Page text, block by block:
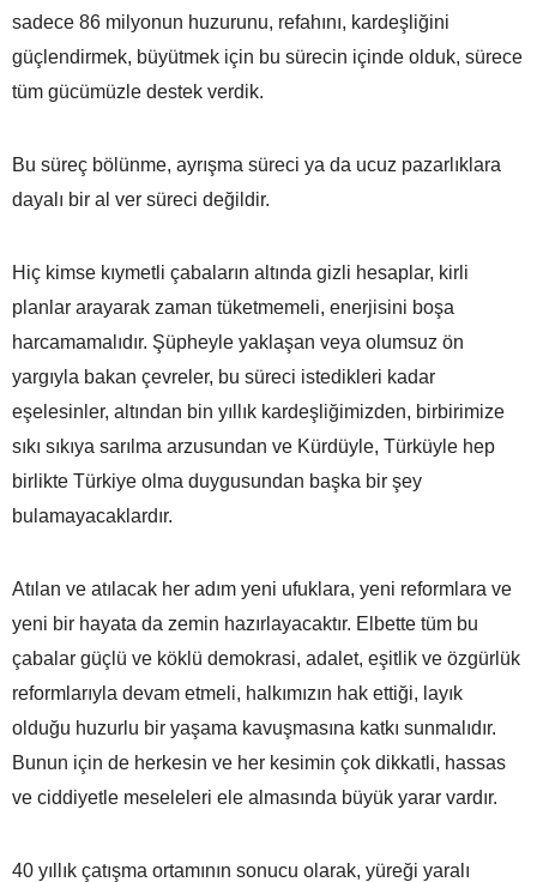
sadece 86 milyonun huzurunu, refahını, kardeşliğini
güçlendirmek, büyütmek için bu sürecin içinde olduk, sürece
tüm gücümüzle destek verdik.
Bu süreç bölünme, ayrışma süreci ya da ucuz pazarlıklara
dayalı bir al ver süreci değildir.
Hiç kimse kıymetli çabaların altında gizli hesaplar, kirli
planlar arayarak zaman tüketmemeli, enerjisini boşa
harcamamalıdır. Şüpheyle yaklaşan veya olumsuz ön
yargıyla bakan çevreler, bu süreci istedikleri kadar
eşelesinler, altından bin yıllık kardeşliğimizden, birbirimize
sıkı sıkıya sarılma arzusundan ve Kürdüyle, Türküyle hep
birlikte Türkiye olma duygusundan başka bir şey
bulamayacaklardır.
Atılan ve atılacak her adım yeni ufuklara, yeni reformlara ve
yeni bir hayata da zemin hazırlayacaktır. Elbette tüm bu
çabalar güçlü ve köklü demokrasi, adalet, eşitlik ve özgürlük
reformlarıyla devam etmeli, halkımızın hak ettiği, layık
olduğu huzurlu bir yaşama kavuşmasına katkı sunmalıdır.
Bunun için de herkesin ve her kesimin çok dikkatli, hassas
ve ciddiyetle meseleleri ele almasında büyük yarar vardır.
40 yıllık çatışma ortamının sonucu olarak, yüreği yaralı